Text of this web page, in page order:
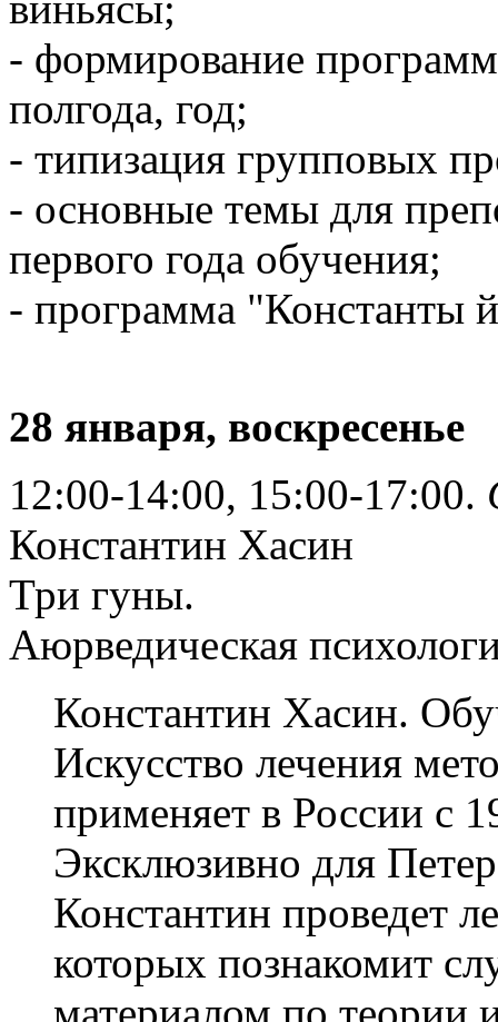
- формирование
полгода, год;
- типизация групповых
- основные темы для
первого года обучения;
- программа "Константы
28 января, воскресенье
12:00-14:00, 15:00-17:00.
Константин Хасин
Три гуны.
Аюрведическая
Константин Хасин.
Искусство лечения
применяет в России с
Эксклюзивно для
Константин проведет
которых познакомит